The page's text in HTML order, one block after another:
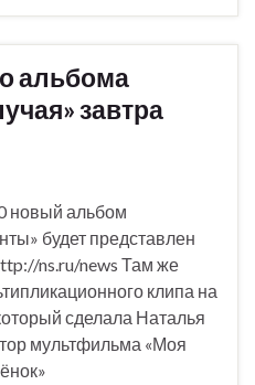
альбома
завтра
новый альбом
будет представлен
ns.ru/news Там же
клипа на
сделала Наталья
мультфильма «Моя